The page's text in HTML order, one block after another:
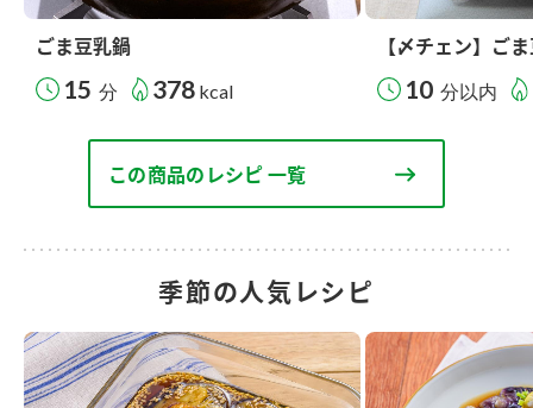
ごま豆乳鍋
15 分 378 kcal
【〆チェン】ご
10 分以内
この商品のレシピ 一覧
季節の人気レシピ